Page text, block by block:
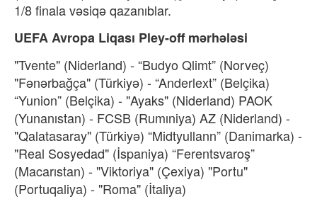
1/8 finala vəsiqə qazanıblar.
UEFA Avropa Liqası Pley-off mərhələsi
"Tvente" (Niderland) - “Budyo Qlimt” (Norveç)
"Fənərbağça" (Türkiyə) - “Anderlext” (Belçika)
“Yunion” (Belçika) - "Ayaks" (Niderland) PAOK
(Yunanıstan) - FCSB (Rumıniya) AZ (Niderland) -
"Qalatasaray" (Türkiyə) “Midtyullann” (Danimarka) -
"Real Sosyedad" (İspaniya) “Ferentsvaroş”
(Macarıstan) - "Viktoriya" (Çexiya) "Portu"
(Portuqaliya) - "Roma" (İtaliya)